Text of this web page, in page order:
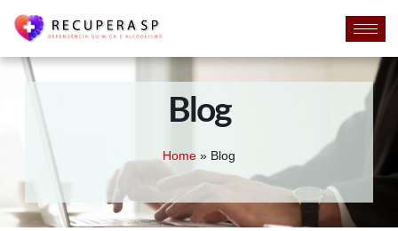
Blog
Home » Blog